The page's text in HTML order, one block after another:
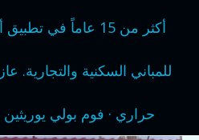
أكثر من 15 عاماً في
للمباني السكنية
حراري · فوم بولي